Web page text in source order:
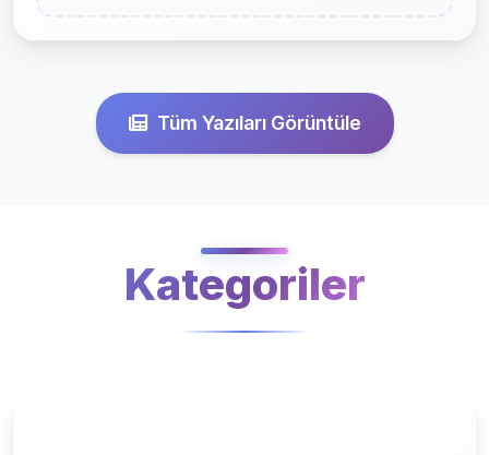
Tüm Yazıları Görüntüle
Kategoriler